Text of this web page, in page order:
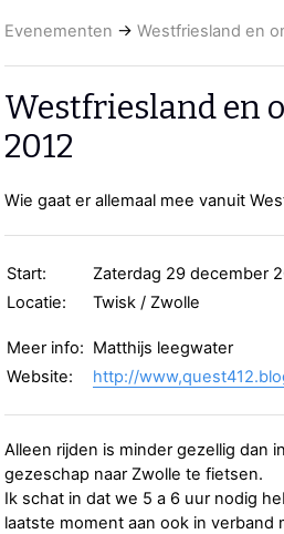
Evenementen → Westfriesland en
Westfriesland en
2012
Wie gaat er allemaal mee vanuit
Start:
Zaterdag 29 december
Locatie:
Twisk / Zwolle
Meer info: Matthijs leegwater
Website:
http://
Alleen rijden is minder gezellig dan
gezeschap naar Zwolle te fietsen.
Ik schat in dat we 5 a 6 uur nodig
laatste moment aan ook in verband